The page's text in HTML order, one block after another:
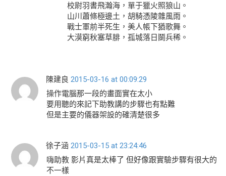
校尉羽書飛瀚海，單于獵火照狼山。
山川蕭條極邊土，胡騎憑陵雜風雨。
戰士軍前半死生，美人帳下猶歌舞。
大漠窮秋塞草腓，孤城落日鬬兵稀。
陳建良 2015-03-16 at 00:09:29
操作電腦那一段的畫面實在太小
要用聽的來記下助教講的步驟也有點難
但是主要的儀器架設的確清楚很多
徐子涵 2015-03-15 at 23:24:46
嗨助教 影片真是太棒了 但好像跟實驗步驟有很大的
不一樣